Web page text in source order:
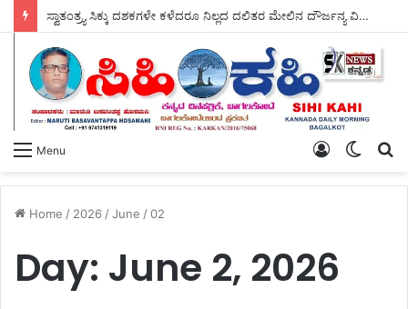
ಸ್ವಾತಂತ್ರ್ಯ ಸಿಕ್ಕು ದಶಕಗಳೇ ಕಳೆದರೂ ನಿಲ್ಲದ ದಲಿತರ ಮೇಲಿನ ದೌರ್ಜನ್ಯ ವಿರುದ್ಧ – ಡಿ.ಎಸ್.ಎಸ್ ತಾಲೂಕ ಸಮಿತಿ ತೀವ್ರವಾಗಿ ಆಕ್ರೋಶಿಸಿ, ಉಗ್ರ ಪ್ರತಿಭಟನೆಯ ಎಚ್ಚರಿಕೆ ನೀಡಿದೆ.
Menu
Switch
Log
Home / 2026 /June /02
Day: June 2, 2026